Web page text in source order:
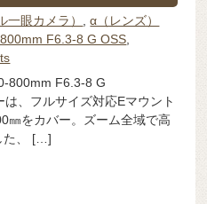
一眼カメラ） ,α（レンズ）
F6.3-8 G OSS
800mm F6.3-8 G
、フルサイズ対応Eマウント
㎜をカバー。ズーム全域で高
た、 […]